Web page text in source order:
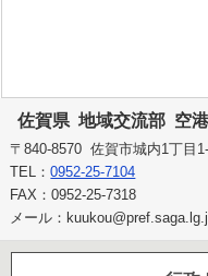
佐賀県 地域交流部 空
〒840-8570 佐賀市城内1丁目
TEL：0952-25-7104
FAX：0952-25-7318
メール：